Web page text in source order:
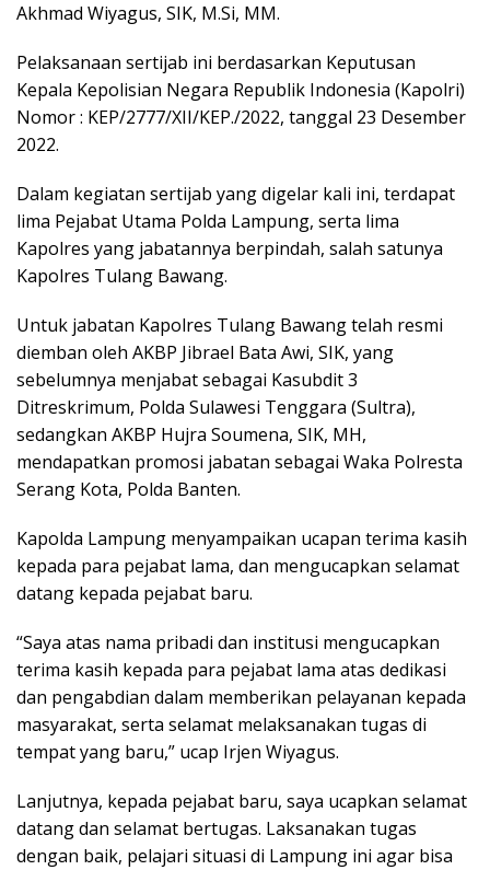
Akhmad Wiyagus, SIK, M.Si, MM.
Pelaksanaan sertijab ini berdasarkan Keputusan
Kepala Kepolisian Negara Republik Indonesia (Kapolri)
Nomor : KEP/2777/XII/KEP./2022, tanggal 23 Desember
2022.
Dalam kegiatan sertijab yang digelar kali ini, terdapat
lima Pejabat Utama Polda Lampung, serta lima
Kapolres yang jabatannya berpindah, salah satunya
Kapolres Tulang Bawang.
Untuk jabatan Kapolres Tulang Bawang telah resmi
diemban oleh AKBP Jibrael Bata Awi, SIK, yang
sebelumnya menjabat sebagai Kasubdit 3
Ditreskrimum, Polda Sulawesi Tenggara (Sultra),
sedangkan AKBP Hujra Soumena, SIK, MH,
mendapatkan promosi jabatan sebagai Waka Polresta
Serang Kota, Polda Banten.
Kapolda Lampung menyampaikan ucapan terima kasih
kepada para pejabat lama, dan mengucapkan selamat
datang kepada pejabat baru.
“Saya atas nama pribadi dan institusi mengucapkan
terima kasih kepada para pejabat lama atas dedikasi
dan pengabdian dalam memberikan pelayanan kepada
masyarakat, serta selamat melaksanakan tugas di
tempat yang baru,” ucap Irjen Wiyagus.
Lanjutnya, kepada pejabat baru, saya ucapkan selamat
datang dan selamat bertugas. Laksanakan tugas
dengan baik, pelajari situasi di Lampung ini agar bisa